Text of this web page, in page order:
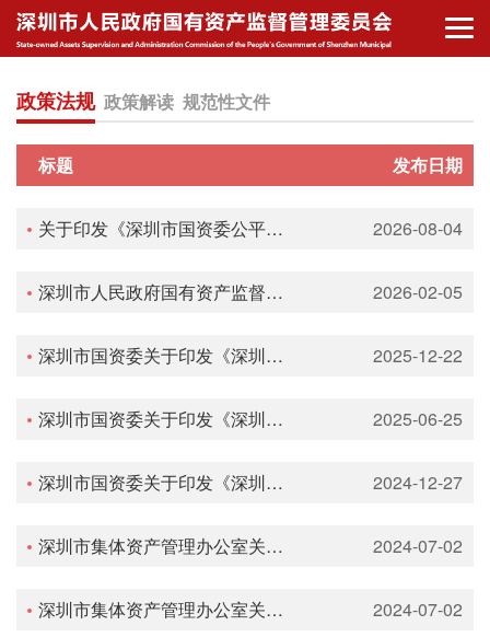
政策法规 政策解读 规范性文件
标题 发布日期
关于印发《深圳市国资委公平竞争审查操作规程（2026年修订）》的通知 2026-08-04
深圳市人民政府国有资产监督管理委员会关于印发《深圳市国有企业（集体企业）公共资源交易评标评审专家管理实施办法》的通知 2026-02-05
深圳市国资委关于印发《深圳市属国有企业合规管理办法》的通知 2025-12-22
深圳市国资委关于印发《深圳市属国有企业法律纠纷案件管理办法》的通知 2025-06-25
深圳市国资委关于印发《深圳市属国有企业法务管理暂行办法》的通知 2024-12-27
深圳市集体资产管理办公室关于印发《深圳市集体企业土地资产处置操作指引（试行）》的通知 2024-07-02
深圳市集体资产管理办公室关于印发《深圳市集体企业建设工程交易操作指引（试行）》的通知 2024-07-02